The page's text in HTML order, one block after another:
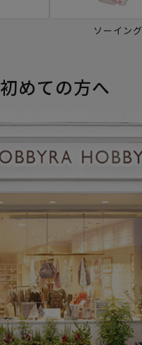
ソーイング
初めての方へ